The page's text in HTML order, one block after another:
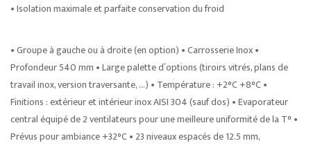
• Isolation maximale et parfaite conservation du froid
• Groupe à gauche ou à droite (en option) • Carrosserie Inox •
Profondeur 540 mm • Large palette d’options (tiroirs vitrés, plans de
travail inox, version traversante, …) • Température : +2°C +8°C •
Finitions : extérieur et intérieur inox AISI 304 (sauf dos) • Evaporateur
central équipé de 2 ventilateurs pour une meilleure uniformité de la T° •
Prévus pour ambiance +32°C • 23 niveaux espacés de 12.5 mm,